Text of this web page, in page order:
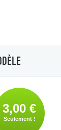
3,00 €
Seulement !